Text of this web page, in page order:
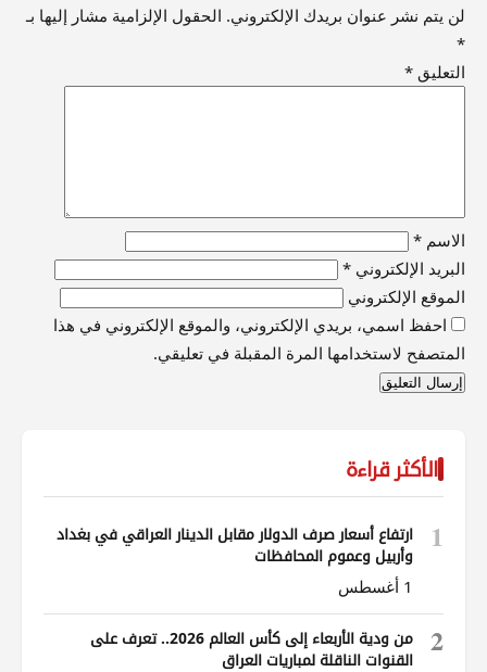
لن يتم نشر عنوان بريدك الإلكتروني. الحقول الإلزامية مشار إليها بـ
*
التعليق *
الاسم *
البريد الإلكتروني *
الموقع الإلكتروني
احفظ اسمي، بريدي الإلكتروني، والموقع الإلكتروني في هذا
المتصفح لاستخدامها المرة المقبلة في تعليقي.
الأكثر قراءة
1
ارتفاع أسعار صرف الدولار مقابل الدينار العراقي في بغداد
وأربيل وعموم المحافظات
1 أغسطس
2
من ودية الأربعاء إلى كأس العالم 2026.. تعرف على
القنوات الناقلة لمباريات العراق